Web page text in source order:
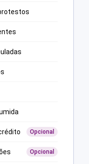
Opcional
Opcional